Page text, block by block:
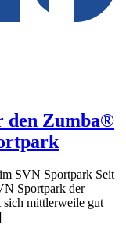
den Zumba®
SVN Sportpark Seit
Sportpark der
mittlerweile gut